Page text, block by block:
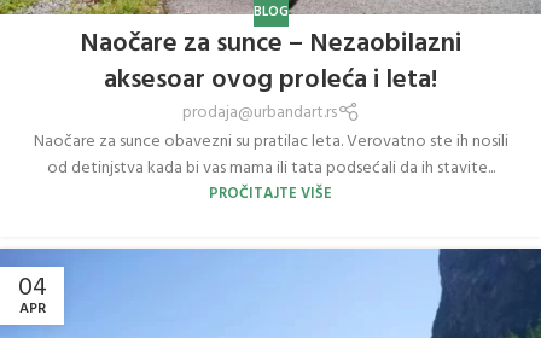
BLOG
Naočare za sunce – Nezaobilazni
aksesoar ovog proleća i leta!
prodaja@urbandart.rs
Naočare za sunce obavezni su pratilac leta. Verovatno ste ih nosili
od detinjstva kada bi vas mama ili tata podsećali da ih stavite...
PROČITAJTE VIŠE
04
APR